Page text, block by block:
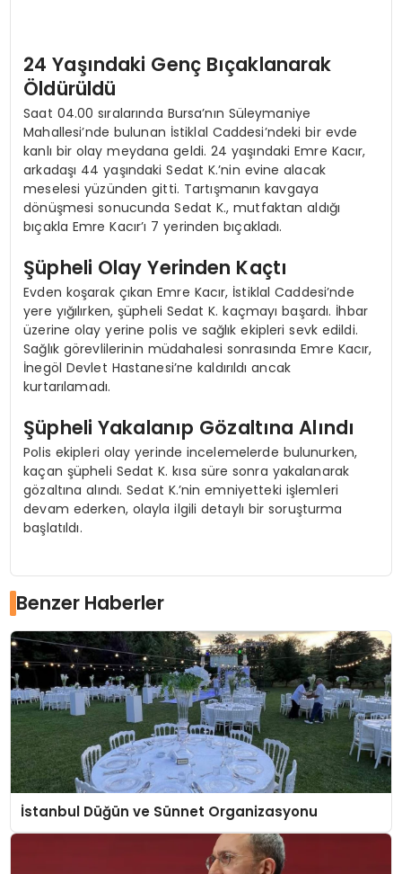
24 Yaşındaki Genç Bıçaklanarak
Öldürüldü
Saat 04.00 sıralarında Bursa’nın Süleymaniye
Mahallesi’nde bulunan İstiklal Caddesi’ndeki bir evde
kanlı bir olay meydana geldi. 24 yaşındaki Emre Kacır,
arkadaşı 44 yaşındaki Sedat K.’nin evine alacak
meselesi yüzünden gitti. Tartışmanın kavgaya
dönüşmesi sonucunda Sedat K., mutfaktan aldığı
bıçakla Emre Kacır’ı 7 yerinden bıçakladı.
Şüpheli Olay Yerinden Kaçtı
Evden koşarak çıkan Emre Kacır, İstiklal Caddesi’nde
yere yığılırken, şüpheli Sedat K. kaçmayı başardı. İhbar
üzerine olay yerine polis ve sağlık ekipleri sevk edildi.
Sağlık görevlilerinin müdahalesi sonrasında Emre Kacır,
İnegöl Devlet Hastanesi’ne kaldırıldı ancak
kurtarılamadı.
Şüpheli Yakalanıp Gözaltına Alındı
Polis ekipleri olay yerinde incelemelerde bulunurken,
kaçan şüpheli Sedat K. kısa süre sonra yakalanarak
gözaltına alındı. Sedat K.’nin emniyetteki işlemleri
devam ederken, olayla ilgili detaylı bir soruşturma
başlatıldı.
Benzer Haberler
İstanbul Düğün ve Sünnet Organizasyonu